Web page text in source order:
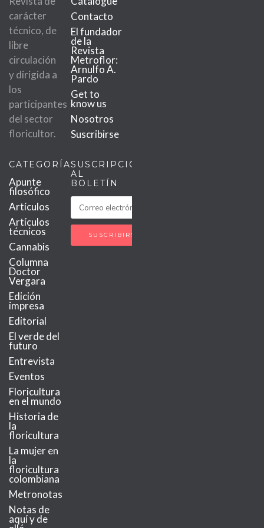
carácter
técnico, de
libre
circulación
y dirigida a
los
participantes
del sector
floricultor.
Contacto
El fundador
de la
Revista
Metroflor:
Arnulfo A.
Pardo
Get to
know us
Nosotros
Suscribirse
CATEGORÍAS
Apunte
filosófico
Artículos
Artículos
técnicos
Cannabis
Columna
Doctor
Vergara
Edición
impresa
Editorial
El verde del
futuro
Entrevista
Eventos
Floricultura
en el mundo
Historia de
la
floricultura
La mujer en
la
floricultura
colombiana
Metronotas
Notas de
aquí y de
SUSCRIPCIÓN
AL
BOLETÍN